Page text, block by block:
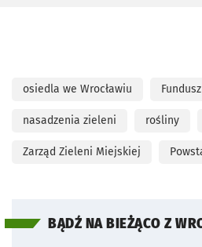
osiedla we Wrocławiu
nasadzenia zieleni rośliny
Zarząd Zieleni Miejskiej
BĄDŹ NA BIEŻĄCO Z